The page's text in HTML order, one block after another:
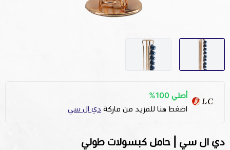
أصلي 100%
اضغط هنا للمزيد من ماركة دي ال سي
دي ال سي | حامل كبسولات طولي